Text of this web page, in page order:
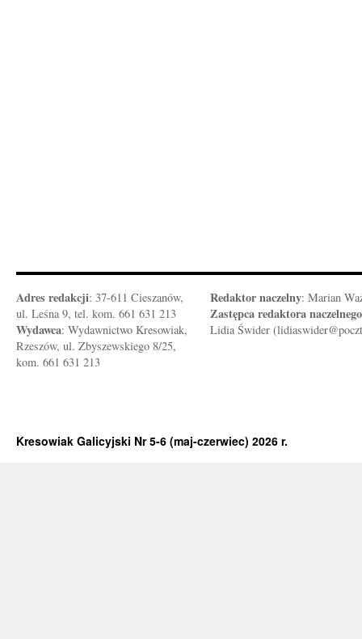
Adres redakcji: 37-611 Cieszanów,
ul. Leśna 9, tel. kom. 661 631 213
Wydawca: Wydawnictwo Kresowiak,
Rzeszów, ul. Zbyszewskiego 8/25,
kom. 661 631 213
Redaktor naczelny: Marian
Zastępca redaktora naczelnego
Lidia Świder
Kresowiak Galicyjski Nr 5-6 (maj-czerwiec) 2026 r.